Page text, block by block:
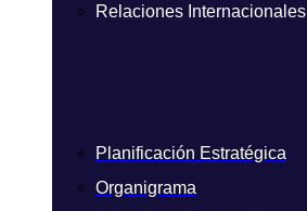
Relaciones Internacionales
Planificación Estratégica
Organigrama